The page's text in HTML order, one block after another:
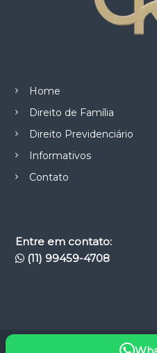
Home
Direito de Família
Direito Previdenciário
Informativos
Contato
Entre em contato:
(11) 99459-4708
Copyright © 2026